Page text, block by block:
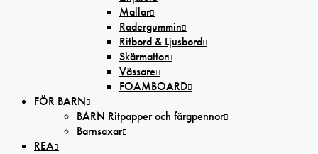
Mallar
Radergummin
Ritbord & Ljusbord
Skärmattor
Vässare
FOAMBOARD
FÖR BARN
BARN Ritpapper och färgpennor
Barnsaxar
REA